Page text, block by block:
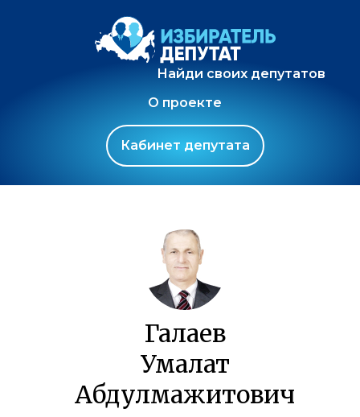
Найди своих депутатов
О проекте
Кабинет депутата
Галаев
Умалат
Абдулмажитович